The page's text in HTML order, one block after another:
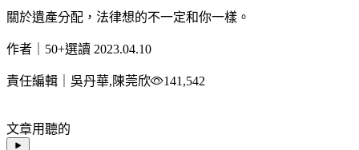
關於遺產分配，法律想的不一定和你一樣。
作者｜50+選讀 2023.04.10
責任編輯｜吳丹華,陳莞欣 141,542
文章用聽的